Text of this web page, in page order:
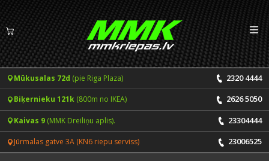
Riepas
Vasaras riepas
Ziemas riepas
Pakalpojumi
LV EN
Mūkusalas 72d (pie Riga Plaza) 2320 4444
Biķernieku 121k (800m no IKEA) 2626 5050
Kaivas 9 (MMK Dreiliņu aplis). 23304444
Jūrmalas gatve 3A (KN6 riepu serviss) 23006525